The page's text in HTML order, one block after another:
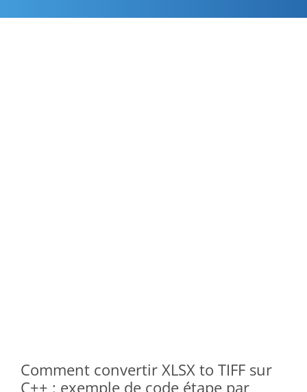
Comment convertir XLSX to TIFF sur
C++ : exemple de code étape par